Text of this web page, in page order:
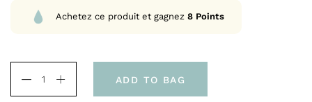
Achetez ce produit et gagnez 8 Points
ADD TO BAG